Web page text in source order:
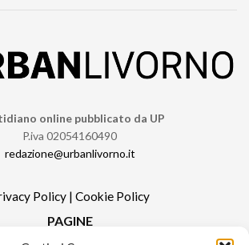
online pubblicato da UP
P.iva 02054160490
redazione@urbanlivorno.it
Policy | Cookie Policy
PAGINE